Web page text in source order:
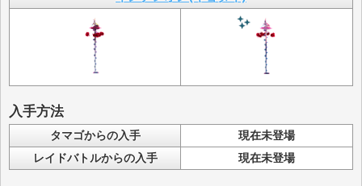
入手方法
タマゴからの入手
現在未登場
レイドバトルからの入手
現在未登場